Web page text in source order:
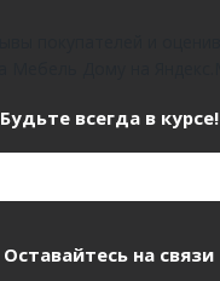
Будьте всегда в курсе!
Оставайтесь на связи